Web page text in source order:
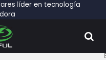
líder en tecnología